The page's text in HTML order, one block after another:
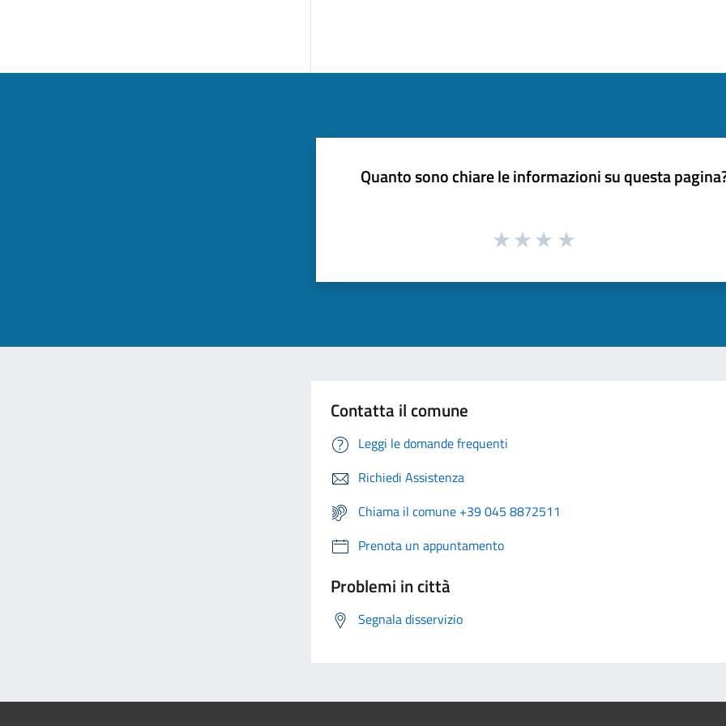
Quanto sono chiare le informazioni su questa
Contatta il comune
Leggi le domande frequenti
Richiedi Assistenza
Chiama il comune +39 045 8872511
Prenota un appuntamento
Problemi in città
Segnala disservizio